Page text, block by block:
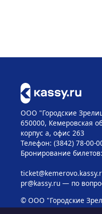
ООО "Городские
650000, Кемеровская
корпус а, офис 263
Телефон: (3842) 78-00-
Бронирование
pr@kassy.ru— по
© ООО "Городские